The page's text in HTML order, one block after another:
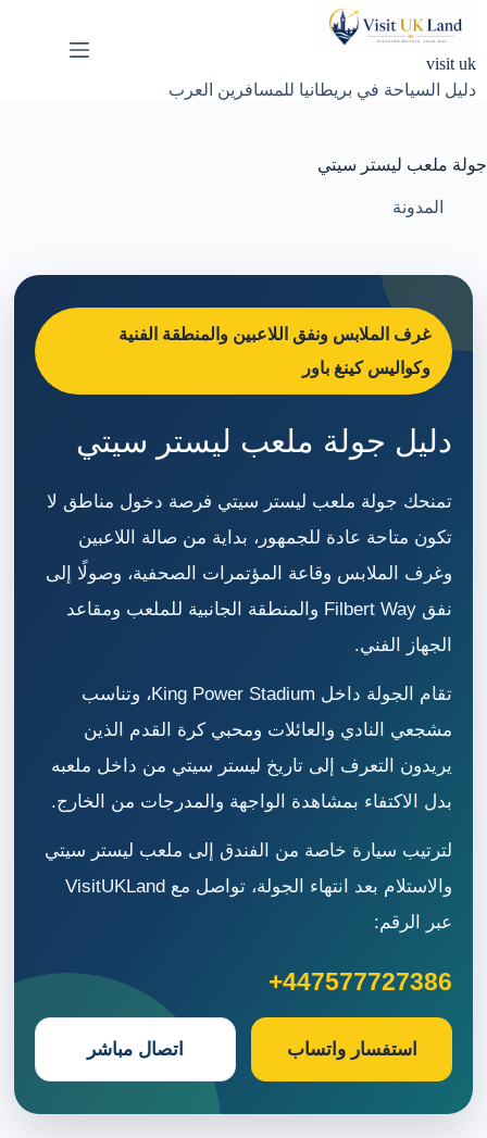
visit uk
دليل السياحة في بريطانيا للمسافرين العرب
جولة ملعب ليستر سيتي
المدونة
غرف الملابس ونفق اللاعبين والمنطقة الفنية
وكواليس كينغ باور
دليل جولة ملعب ليستر سيتي
تمنحك جولة ملعب ليستر سيتي فرصة دخول مناطق لا
تكون متاحة عادة للجمهور، بداية من صالة اللاعبين
وغرف الملابس وقاعة المؤتمرات الصحفية، وصولًا إلى
نفق Filbert Way والمنطقة الجانبية للملعب ومقاعد
الجهاز الفني.
تقام الجولة داخل King Power Stadium، وتناسب
مشجعي النادي والعائلات ومحبي كرة القدم الذين
يريدون التعرف إلى تاريخ ليستر سيتي من داخل ملعبه
بدل الاكتفاء بمشاهدة الواجهة والمدرجات من الخارج.
لترتيب سيارة خاصة من الفندق إلى ملعب ليستر سيتي
والاستلام بعد انتهاء الجولة، تواصل مع VisitUKLand
عبر الرقم:
+447577727386
استفسار واتساب اتصال مباشر